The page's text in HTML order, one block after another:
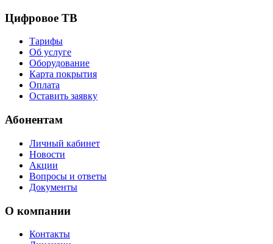
Цифровое ТВ
Тарифы
Об услуге
Оборудование
Карта покрытия
Оплата
Оставить заявку
Абонентам
Личный кабинет
Новости
Акции
Вопросы и ответы
Документы
О компании
Контакты